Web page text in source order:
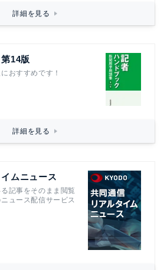
詳細を見る
14版
おすすめです！
詳細を見る
ムニュース
記事をそのまま閲覧
ュース配信サービス